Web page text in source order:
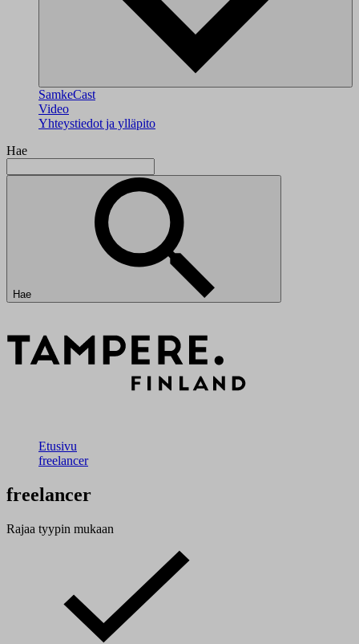
SamkeCast
Video
Yhteystiedot ja ylläpito
Hae
Hae
Etusivu
freelancer
freelancer
Rajaa tyypin mukaan